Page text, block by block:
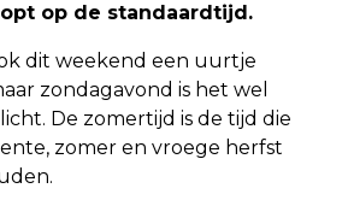
op de standaardtijd.
dit weekend een uurtje
zondagavond is het wel
De zomertijd is de tijd die
zomer en vroege herfst